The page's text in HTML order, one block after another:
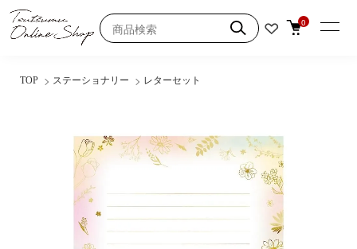
0
TOP ステーショナリー レターセット